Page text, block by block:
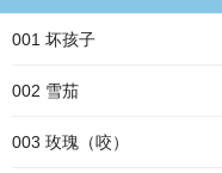
001 坏孩子
002 雪茄
003 玫瑰（咬）